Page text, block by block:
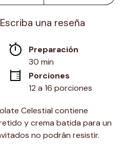
Escriba una reseña
Preparación
30 min
Porciones
12 a 16 porciones
Celestial contiene
y crema batida para un
no podrán resistir.